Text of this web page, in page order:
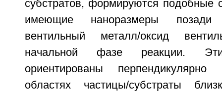
субстратов, формируются подобные
имеющие наноразмеры
вентильный металл/оксид
начальной фазе реакции.
ориентированы
областях частицы/субстраты